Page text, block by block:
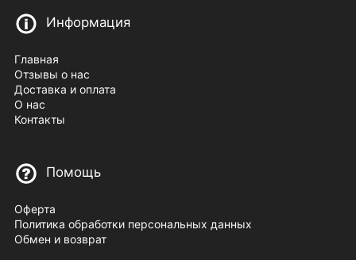
Информация
Главная
Отзывы о нас
Доставка и оплата
О нас
Контакты
Помощь
Оферта
Политика обработки персональных данных
Обмен и возврат